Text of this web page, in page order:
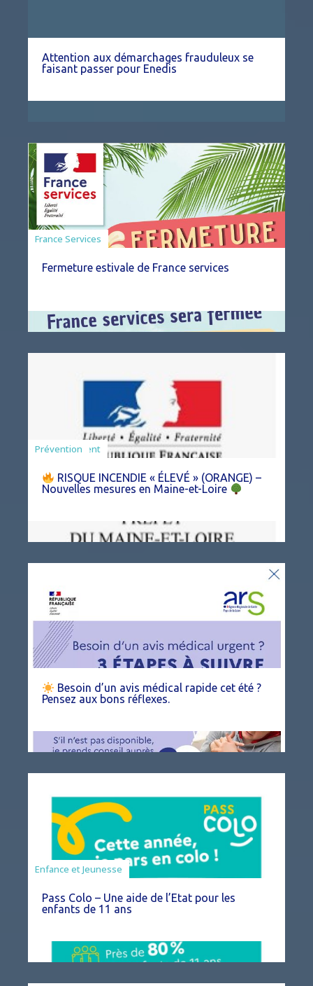
Attention aux démarchages frauduleux se
faisant passer pour Enedis
France Services
Fermeture estivale de France services
Agriculture
Arrêté
Environnement
Prévention
RISQUE INCENDIE « ÉLEVÉ » (ORANGE) –
Nouvelles mesures en Maine-et-Loire
Besoin d’un avis médical rapide cet été ?
Pensez aux bons réflexes.
Animation
Enfance et Jeunesse
Pass Colo – Une aide de l’Etat pour les
enfants de 11 ans